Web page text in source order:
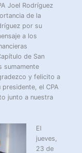
Joel Rodríguez
de la
por su
a los
de San
sumamente
y felicito a
el CPA
junto a nuestra
El
jueves,
23 de